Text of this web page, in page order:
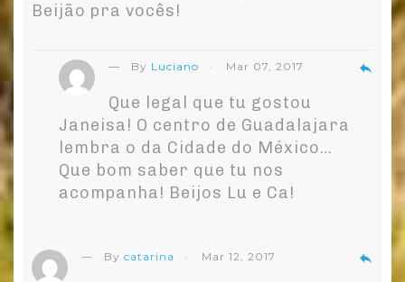
Beijão pra vocês!
— By Luciano Mar 07, 2017
Que legal que tu gostou
Janeisa! O centro de Guadalajara
lembra o da Cidade do México…
Que bom saber que tu nos
acompanha! Beijos Lu e Ca!
reply
— By catarina Mar 12, 2017 reply